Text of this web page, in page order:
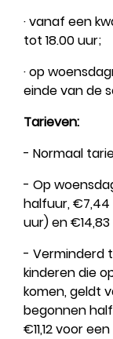
· vanaf een
tot 18.00 uur;
· op
einde van de
Tarieven:
- Normaal
- Op
halfuur, €7,44
uur) en
- Verminderd
kinderen die
komen, geldt
begonnen
€11,12 voor